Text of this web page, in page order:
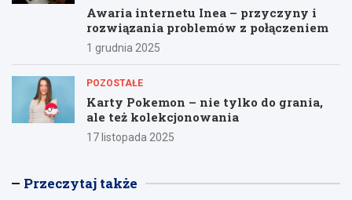
Awaria internetu Inea – przyczyny i
rozwiązania problemów z połączeniem
1 grudnia 2025
POZOSTAŁE
Karty Pokemon – nie tylko do grania,
ale też kolekcjonowania
17 listopada 2025
Przeczytaj także